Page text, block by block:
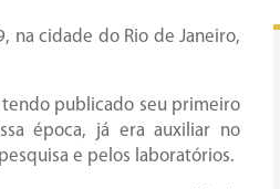
na cidade do Rio de Janeiro,
tendo publicado seu primeiro
época, já era auxiliar no
e pelos laboratórios.